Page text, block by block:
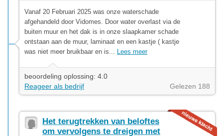
Vanaf 20 Februari 2025 was onze waterschade
afgehandeld door Vidomes. Door water overlast via de
buiten muur en het dak is in onze slaapkamer schade
ontstaan aan de muur, laminaat en een kastje ( kastje
was niet meer bruikbaar en is... Lees meer
beoordeling oplossing: 4.0
Reageer als bedrijf
Gelezen 188
Het terugtrekken van beloftes
om vervolgens te dreigen met